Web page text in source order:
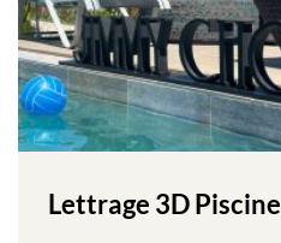
Lettrage 3D Piscine